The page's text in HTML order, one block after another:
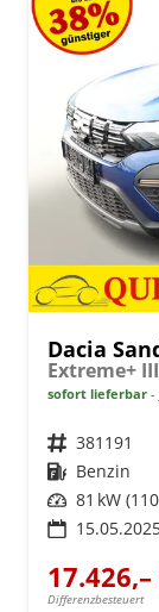
Dacia
Extreme+
sofort lieferbar
Fahrzeugnr. 381191
Kraftstoff Benzin
Leistung 81 kW
17.426,–
Differenzbesteuert